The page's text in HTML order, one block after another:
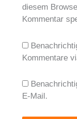
diesem
Kommentar
Kommentare
E-Mail.